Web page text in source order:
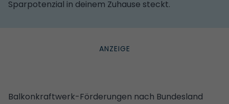
Sparpotenzial in deinem Zuhause steckt.
Balkonkraftwerk-Förderungen nach Bundesland